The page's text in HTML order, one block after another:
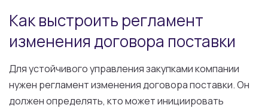
Как выстроить регламент
изменения договора поставки
Для устойчивого управления закупками компании
нужен регламент изменения договора поставки. Он
должен определять, кто может инициировать